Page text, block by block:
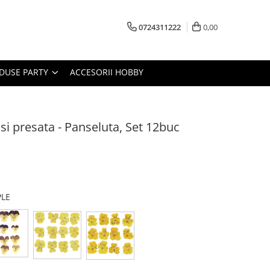
0724311222 0,00
PARTY ACCESORII HOBBY
presata - Panseluta, Set 12buc